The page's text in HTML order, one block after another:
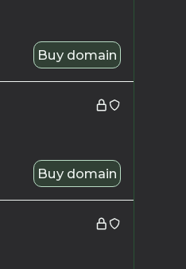
Buy domain
Buy domain